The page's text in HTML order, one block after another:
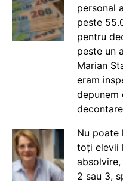
personal
peste
pentru
peste un
Marian
eram
depunem
Nu poate
toți elevii
2 sau 3,